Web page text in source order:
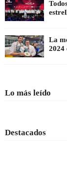
La
2024
Lo más leído
Destacados